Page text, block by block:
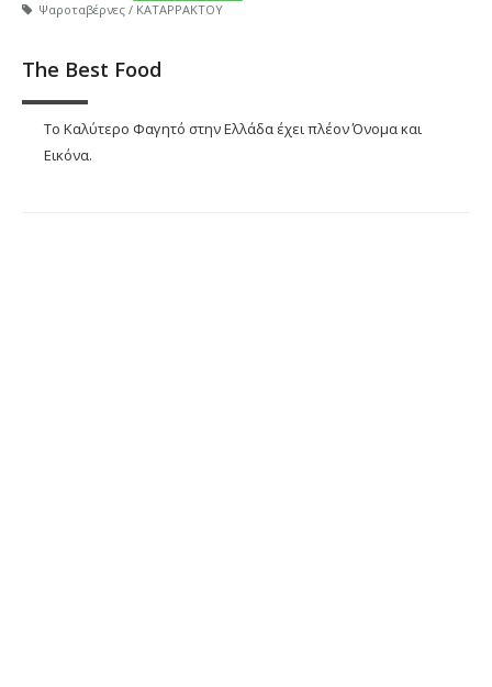
Ψαροταβέρνες / ΚΑΤΑΡΡΑΚΤΟΥ
The Best Food
Το Καλύτερο Φαγητό στην Ελλάδα έχει πλέον Όνομα και
Εικόνα.